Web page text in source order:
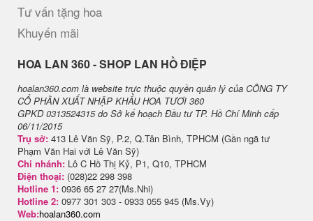
Tư vấn tặng hoa
Khuyến mãi
H​OA LAN 360 - SHOP LAN HỒ ĐIỆP
hoalan360.com là website trực thuộc quyền quản lý của CÔNG TY
CỔ PHẦN XUẤT NHẬP KHẨU HOA TƯƠI 360
GPKD 0313524315 do Sở kế hoạch Đầu tư TP. Hồ Chí Minh cấp
06/11/2015
Trụ sở: 413 Lê Văn Sỹ, P.2, Q.Tân Bình, TPHCM (Gần ngã tư
Phạm Văn Hai với Lê Văn Sỹ)
Chi nhánh: Lô C Hồ Thị Kỷ, P1, Q10, TPHCM
Điện thoại: (028)22 298 398
Hotline 1: 0936 65 27 27(Ms.Nhi)
Hotline 2: 0977 301 303 - 0933 055 945 (Ms.Vy)
Web:hoalan360.com